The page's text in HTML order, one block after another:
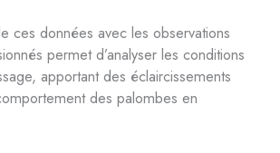
ces données avec les observations
permet d’analyser les conditions
apportant des éclaircissements
des palombes en